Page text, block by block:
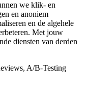
we klik- en
en anoniem
en de algehele
Met jouw
diensten van derden
A/B-Testing